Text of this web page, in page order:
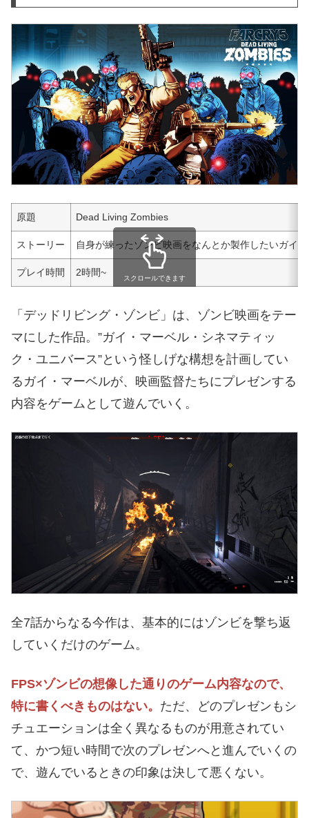
原題 Dead Living Zombies
ストーリー 自身が練ったゾンビ映画をなんとか製作したいガイ
プレイ時間 2時間~
スクロールできます
「デッドリビング・ゾンビ」は、ゾンビ映画をテー
マにした作品。”ガイ・マーベル・シネマティッ
ク・ユニバース”という怪しげな構想を計画してい
るガイ・マーベルが、映画監督たちにプレゼンする
内容をゲームとして遊んでいく。
全7話からなる今作は、基本的にはゾンビを撃ち返
していくだけのゲーム。
FPS×ゾンビの想像した通りのゲーム内容なので、
特に書くべきものはない。 ただ、どのプレゼンもシ
チュエーションは全く異なるものが用意されてい
て、かつ短い時間で次のプレゼンへと進んでいくの
で、遊んでいるときの印象は決して悪くない。